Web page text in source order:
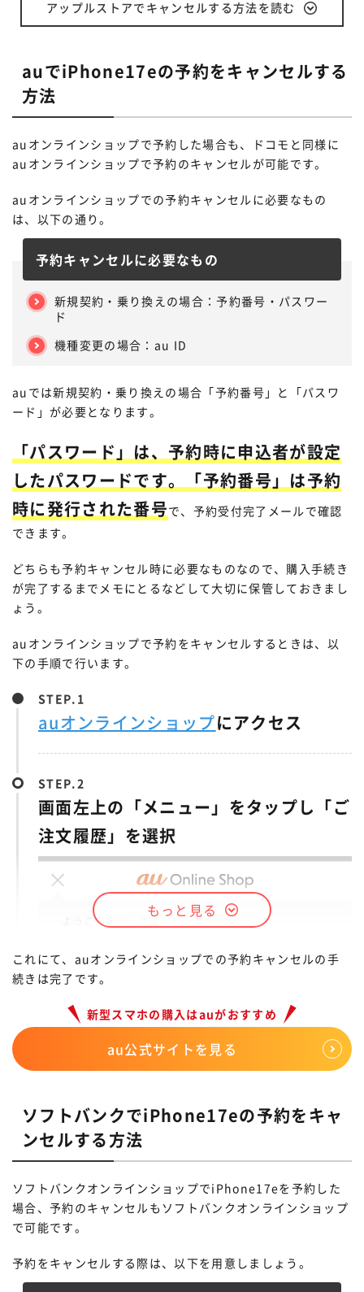
アップルストアでキャンセルする方法を読む
auでiPhone17eの予約をキャンセルする
方法
auオンラインショップで予約した場合も、ドコモと同様に
auオンラインショップで予約のキャンセルが可能です。
auオンラインショップでの予約キャンセルに必要なもの
は、以下の通り。
予約キャンセルに必要なもの
新規契約・乗り換えの場合：予約番号・パスワー
ド
機種変更の場合：au ID
auでは新規契約・乗り換えの場合「予約番号」と「パスワ
ード」が必要となります。
「パスワード」は、予約時に申込者が設定
したパスワードです。「予約番号」は予約
時に発行された番号で、予約受付完了メールで確認
できます。
どちらも予約キャンセル時に必要なものなので、購入手続き
が完了するまでメモにとるなどして大切に保管しておきまし
ょう。
auオンラインショップで予約をキャンセルするときは、以
下の手順で行います。
STEP.
auオンラインショップにアクセス
STEP.
画面左上の「メニュー」をタップし「ご
注文履歴」を選択
もっと見る
これにて、auオンラインショップでの予約キャンセルの手
続きは完了です。
新型スマホの購入はauがおすすめ
au公式サイトを見る
ソフトバンクでiPhone17eの予約をキャ
ンセルする方法
ソフトバンクオンラインショップでiPhone17eを予約した
場合、予約のキャンセルもソフトバンクオンラインショップ
で可能です。
予約をキャンセルする際は、以下を用意しましょう。